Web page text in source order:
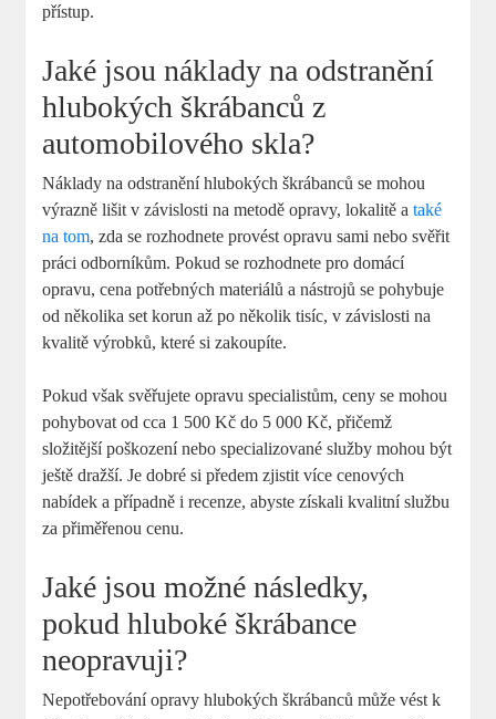
⁢přístup.
Jaké jsou náklady ​na odstranění⁣
hlubokých škrábanců z
automobilového ​skla?
Náklady⁤ na odstranění hlubokých ‌škrábanců se mohou
výrazně ⁣lišit v závislosti na metodě opravy, lokalitě a ⁢také
na tom, zda se rozhodnete provést opravu sami nebo svěřit
práci odborníkům. Pokud se⁣ rozhodnete pro domácí
opravu, cena potřebných materiálů a nástrojů se pohybuje
od několika set ⁤korun až po ⁣několik tisíc, v závislosti na⁢
kvalitě výrobků, ‍které si zakoupíte.
Pokud však svěřujete‍ opravu specialistům, ceny‌ se mohou
pohybovat od cca 1 ⁣500 Kč do ⁤5 000 Kč, přičemž
složitější poškození nebo specializované služby mohou​ být‌
ještě dražší. Je dobré ‍si předem zjistit více cenových
nabídek​ a případně ​i recenze, abyste získali kvalitní ​službu
za přiměřenou ‍cenu.
Jaké‍ jsou možné následky,
pokud hluboké ⁤škrábance
neopravuji?
Nepotřebování opravy hlubokých škrábanců může vést k